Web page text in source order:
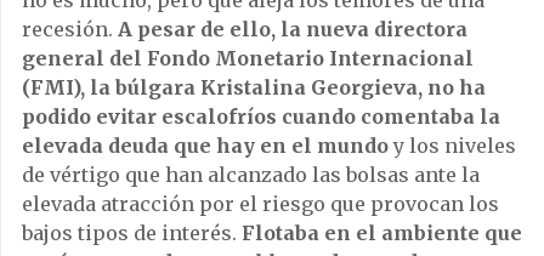
recesión. A pesar de ello, la nueva directora
general del Fondo Monetario Internacional
(FMI), la búlgara Kristalina Georgieva, no ha
podido evitar escalofríos cuando comentaba la
elevada deuda que hay en el mundoy los niveles
de vértigo que han alcanzado las bolsas ante la
elevada atracción por el riesgo que provocan los
bajos tipos de interés. Flotaba en el ambiente que